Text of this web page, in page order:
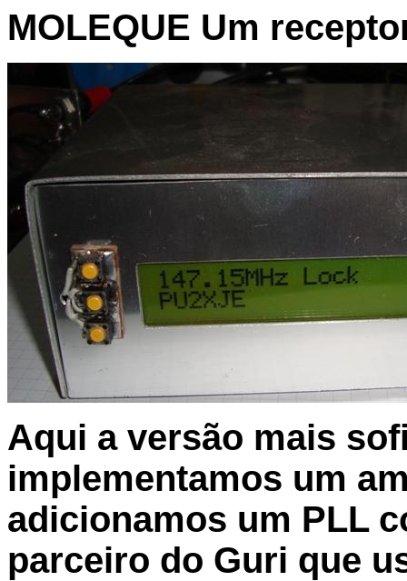
MOLEQUE Um
Aqui a versão mais
implementamos um
adicionamos um PLL
parceiro do Guri que